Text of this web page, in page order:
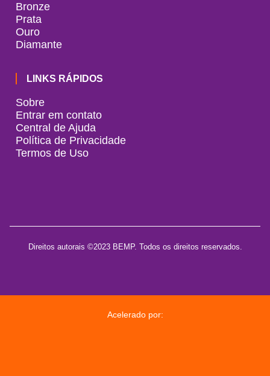
Bronze
Prata
Ouro
Diamante
LINKS RÁPIDOS
Sobre
Entrar em contato
Central de Ajuda
Política de Privacidade
Termos de Uso
Direitos autorais ©2023 BEMP. Todos os direitos reservados.
Acelerado por: